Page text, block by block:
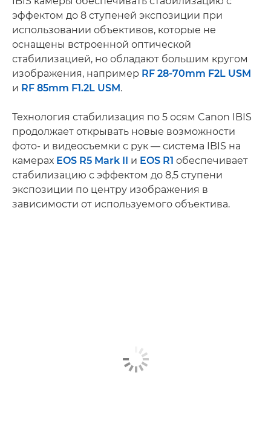
эффектом до 8 ступеней экспозиции при
использовании объективов, которые не
оснащены встроенной оптической
стабилизацией, но обладают большим кругом
изображения, например RF 28-70mm F2L USM
и RF 85mm F1.2L USM.
Технология стабилизация по 5 осям Canon IBIS
продолжает открывать новые возможности
фото- и видеосъемки с рук — система IBIS на
камерах EOS R5 Mark II и EOS R1 обеспечивает
стабилизацию с эффектом до 8,5 ступени
экспозиции по центру изображения в
зависимости от используемого объектива.